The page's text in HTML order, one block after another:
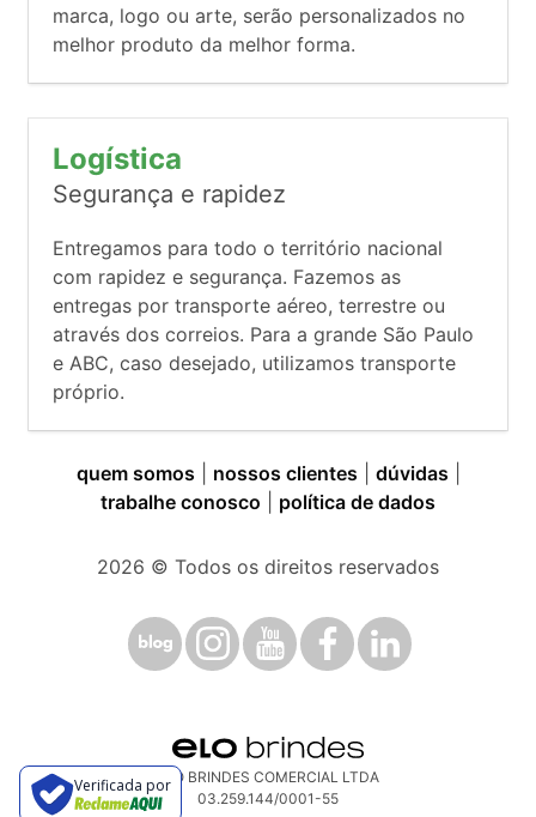
marca, logo ou arte, serão personalizados no
melhor produto da melhor forma.
Logística
Segurança e rapidez
Entregamos para todo o território nacional
com rapidez e segurança. Fazemos as
entregas por transporte aéreo, terrestre ou
através dos correios. Para a grande São Paulo
e ABC, caso desejado, utilizamos transporte
próprio.
quem somos nossos clientes dúvidas
trabalhe conosco
política de dados
2026 © Todos os direitos reservados
ELO BRINDES COMERCIAL LTDA
03.259.144/0001-55
Verificada por